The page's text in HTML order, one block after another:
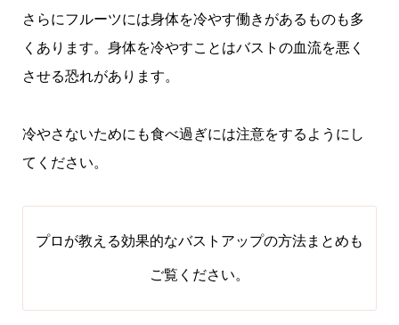
さらにフルーツには身体を冷やす働きがあるものも多
くあります。身体を冷やすことはバストの血流を悪く
させる恐れがあります。
冷やさないためにも食べ過ぎには注意をするようにし
てください。
プロが教える効果的なバストアップの方法まとめ も
ご覧ください。